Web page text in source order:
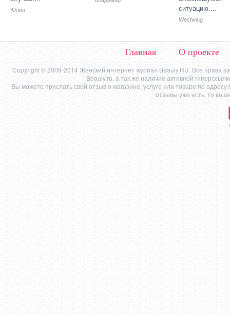
Юлия
ситуацию....
Westwing
Главная О проекте
Copyright © 2009-2014 Женский интернет журнал Beauly.RU. Все права
Beauly.ru, а так же наличие активной
Вы можете прислать свой отзыв о магазине, услуге или товаре по адресу
отзывы уже есть, то